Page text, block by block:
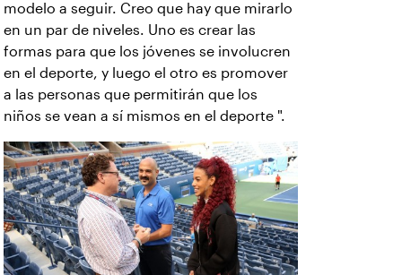
modelo a seguir. Creo que hay que mirarlo
en un par de niveles. Uno es crear las
formas para que los jóvenes se involucren
en el deporte, y luego el otro es promover
a las personas que permitirán que los
niños se vean a sí mismos en el deporte ".